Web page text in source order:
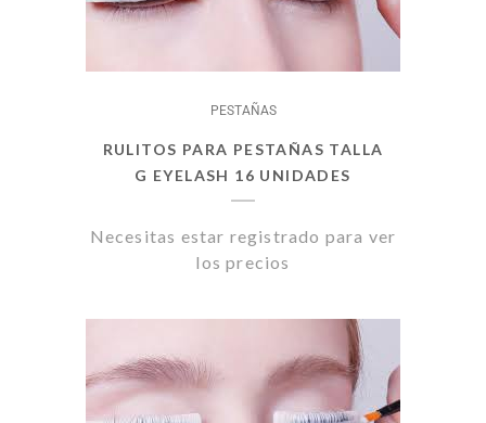
PESTAÑAS
RULITOS PARA PESTAÑAS TALLA
G EYELASH 16 UNIDADES
Necesitas estar registrado para ver
los precios